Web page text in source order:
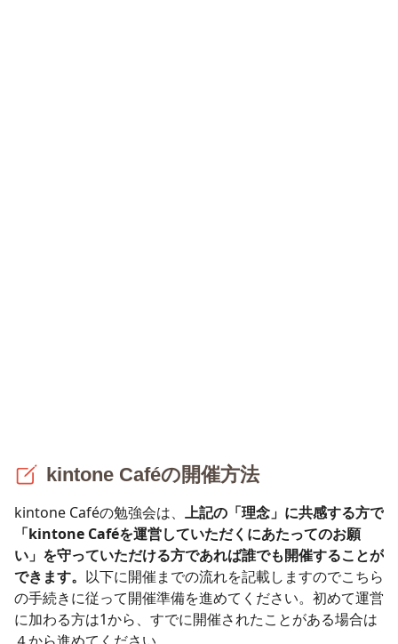
kintone Caféの開催方法
kintone Caféの勉強会は、 上記の「理念」に共感する方で
「kintone Caféを運営していただくにあたってのお願
い」を守っていただける方であれば誰でも開催することが
できます。 以下に開催までの流れを記載しますのでこちら
の手続きに従って開催準備を進めてください。初めて運営
に加わる方は1から、すでに開催されたことがある場合は
４から進めてください。